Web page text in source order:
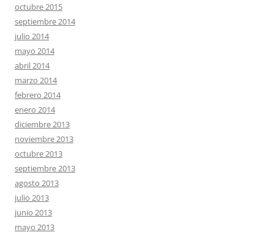
octubre 2015
septiembre 2014
julio 2014
mayo 2014
abril 2014
marzo 2014
febrero 2014
enero 2014
diciembre 2013
noviembre 2013
octubre 2013
septiembre 2013
agosto 2013
julio 2013
junio 2013
mayo 2013